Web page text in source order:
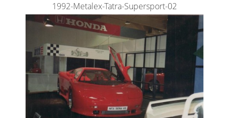
1992-Metalex-Tatra-Supersport-02